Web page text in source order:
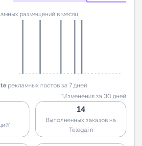
размещений в месяц
рекламных постов за 7 дней
*Изменения за 30 дней
14
Выполненных заказов на
Telega.in